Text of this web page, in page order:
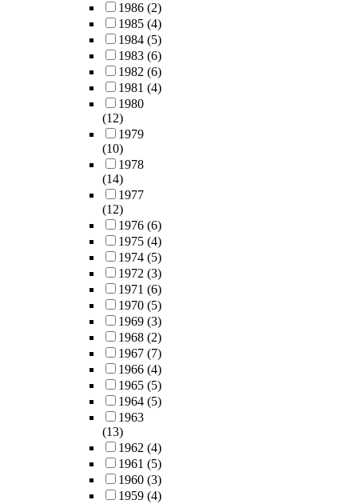
1986 (2)
1985 (4)
1984 (5)
1983 (6)
1982 (6)
1981 (4)
1980
(12)
1979
(10)
1978
(14)
1977
(12)
1976 (6)
1975 (4)
1974 (5)
1972 (3)
1971 (6)
1970 (5)
1969 (3)
1968 (2)
1967 (7)
1966 (4)
1965 (5)
1964 (5)
1963
(13)
1962 (4)
1961 (5)
1960 (3)
1959 (4)